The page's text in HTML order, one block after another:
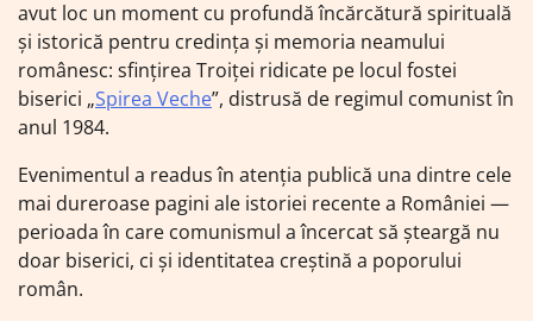
avut loc un moment cu profundă încărcătură spirituală
și istorică pentru credința și memoria neamului
românesc: sfințirea Troiței ridicate pe locul fostei
biserici „Spirea Veche”, distrusă de regimul comunist în
anul 1984.
Evenimentul a readus în atenția publică una dintre cele
mai dureroase pagini ale istoriei recente a României —
perioada în care comunismul a încercat să șteargă nu
doar biserici, ci și identitatea creștină a poporului
român.